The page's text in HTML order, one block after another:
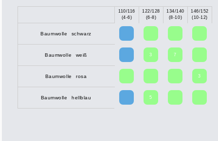
110/116
(4-6)
122/128
(6-8)
134/140
(8-10)
146/152
(10-12)
Baumwolle schwarz
Baumwolle weiß 3 7
Baumwolle rosa 3
Baumwolle hellblau 5